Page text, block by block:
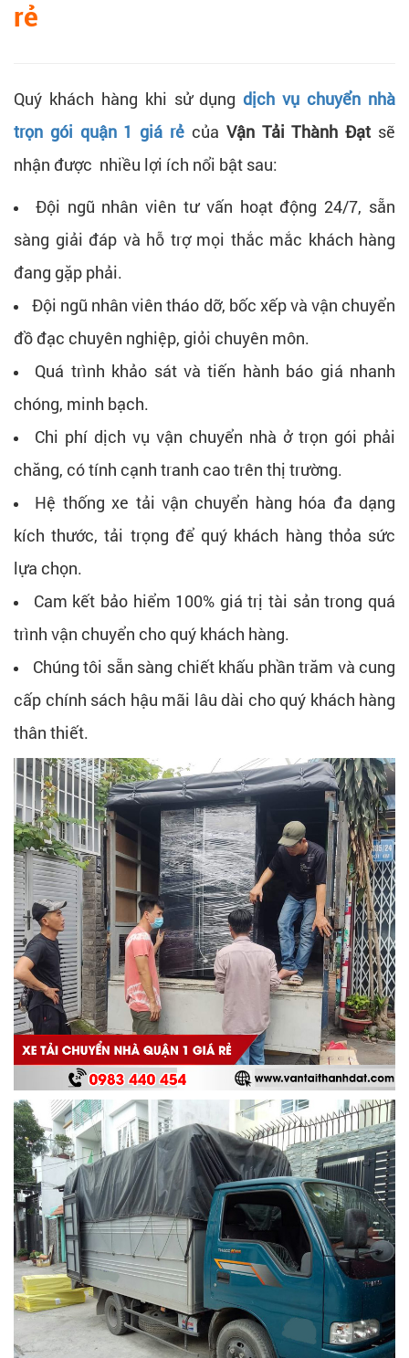
rẻ
Quý khách hàng khi sử dụngdịch vụ chuyển nhà
trọn gói quận 1 giá rẻ của Vận Tải Thành Đạt sẽ
nhận được nhiều lợi ích nổi bật sau:
Đội ngũ nhân viên tư vấn hoạt động 24/7, sẵn
sàng giải đáp và hỗ trợ mọi thắc mắc khách hàng
đang gặp phải.
Đội ngũ nhân viên tháo dỡ, bốc xếp và vận chuyển
đồ đạc chuyên nghiệp, giỏi chuyên môn.
Quá trình khảo sát và tiến hành báo giá nhanh
chóng, minh bạch.
Chi phí dịch vụ vận chuyển nhà ở trọn gói phải
chăng, có tính cạnh tranh cao trên thị trường.
Hệ thống xe tải vận chuyển hàng hóa đa dạng
kích thước, tải trọng để quý khách hàng thỏa sức
lựa chọn.
Cam kết bảo hiểm 100% giá trị tài sản trong quá
trình vận chuyển cho quý khách hàng.
Chúng tôi sẵn sàng chiết khấu phần trăm và cung
cấp chính sách hậu mãi lâu dài cho quý khách hàng
thân thiết.